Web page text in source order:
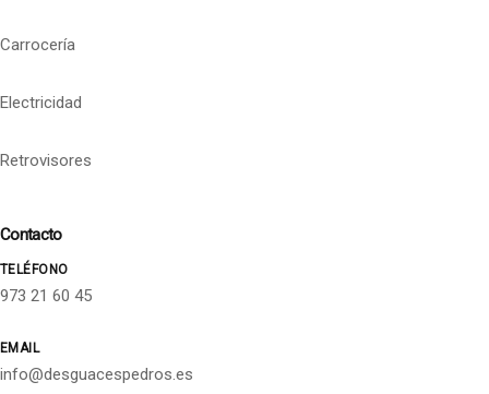
Carrocería
Electricidad
Retrovisores
Contacto
TELÉFONO
973 21 60 45
EMAIL
info@desguacespedros.es